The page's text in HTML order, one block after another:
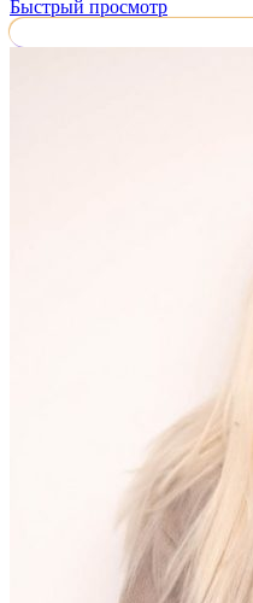
Быстрый просмотр